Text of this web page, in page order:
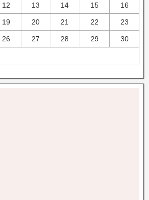
12 13 14 15 16
19 20 21 22 23
26 27 28 29 30